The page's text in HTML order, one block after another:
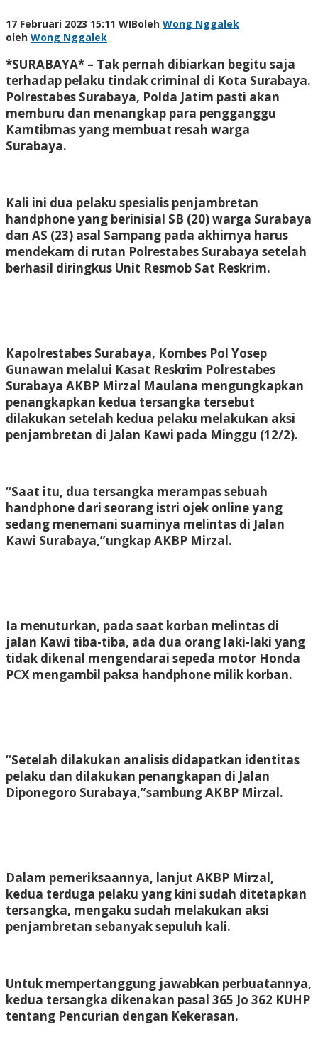
17 Februari 2023 15:11 WIBoleh Wong Nggalek
oleh Wong Nggalek
*SURABAYA* – Tak pernah dibiarkan begitu saja
terhadap pelaku tindak criminal di Kota Surabaya.
Polrestabes Surabaya, Polda Jatim pasti akan
memburu dan menangkap para pengganggu
Kamtibmas yang membuat resah warga
Surabaya.
Kali ini dua pelaku spesialis penjambretan
handphone yang berinisial SB (20) warga Surabaya
dan AS (23) asal Sampang pada akhirnya harus
mendekam di rutan Polrestabes Surabaya setelah
berhasil diringkus Unit Resmob Sat Reskrim.
Kapolrestabes Surabaya, Kombes Pol Yosep
Gunawan melalui Kasat Reskrim Polrestabes
Surabaya AKBP Mirzal Maulana mengungkapkan
penangkapkan kedua tersangka tersebut
dilakukan setelah kedua pelaku melakukan aksi
penjambretan di Jalan Kawi pada Minggu (12/2).
“Saat itu, dua tersangka merampas sebuah
handphone dari seorang istri ojek online yang
sedang menemani suaminya melintas di Jalan
Kawi Surabaya,”ungkap AKBP Mirzal.
Ia menuturkan, pada saat korban melintas di
jalan Kawi tiba-tiba, ada dua orang laki-laki yang
tidak dikenal mengendarai sepeda motor Honda
PCX mengambil paksa handphone milik korban.
“Setelah dilakukan analisis didapatkan identitas
pelaku dan dilakukan penangkapan di Jalan
Diponegoro Surabaya,”sambung AKBP Mirzal.
Dalam pemeriksaannya, lanjut AKBP Mirzal,
kedua terduga pelaku yang kini sudah ditetapkan
tersangka, mengaku sudah melakukan aksi
penjambretan sebanyak sepuluh kali.
Untuk mempertanggung jawabkan perbuatannya,
kedua tersangka dikenakan pasal 365 Jo 362 KUHP
tentang Pencurian dengan Kekerasan.